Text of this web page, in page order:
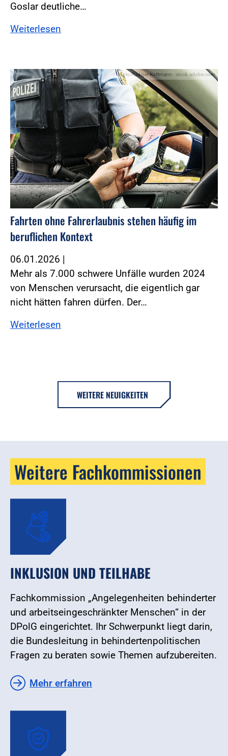
Goslar deutliche…
Weiterlesen
Foto:Rüdiger Kottmann - stock.adobe.com
Fahrten ohne Fahrerlaubnis stehen häufig im
beruflichen Kontext
06.01.2026 |
Mehr als 7.000 schwere Unfälle wurden 2024
von Menschen verursacht, die eigentlich gar
nicht hätten fahren dürfen. Der…
Weiterlesen
WEITERE NEUIGKEITEN
Weitere Fachkommissionen
INKLUSION UND TEILHABE
Fachkommission „Angelegenheiten behinderter
und arbeitseingeschränkter Menschen“ in der
DPolG eingerichtet. Ihr Schwerpunkt liegt darin,
die Bundesleitung in behindertenpolitischen
Fragen zu beraten sowie Themen aufzubereiten.
Mehr erfahren